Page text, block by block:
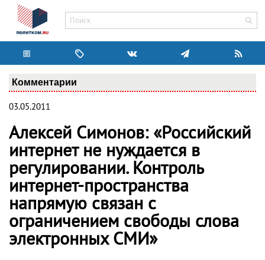
Комментарии
03.05.2011
Алексей Симонов: «Российский
интернет не нуждается в
регулировании. Контроль
интернет-пространства
напрямую связан с
ограничением свободы слова
электронных СМИ»